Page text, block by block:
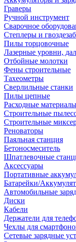
Граверы
Ручной инструмент
Сварочное
Степлеры и
Пилы торцовочные
Лазерные уровни,
Отбойные молотки
Фены строительные
Тахеометры
Сверлильные станки
Пилы цепные
Расходные материалы
Строительные
Строительные
Реноваторы
Паяльная станция
Бетоносмеситель
Шпатлевочные
Аксессуары
Портативные
Батарейки/
Автомобильные
Диски
Кабели
Держатели для
Чехлы для
Сетевые зарядные